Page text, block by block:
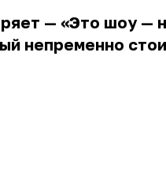
— «Это шоу —
непременно